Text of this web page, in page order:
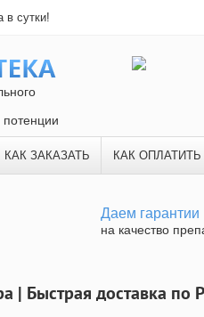
в сутки!
КАК ЗАКАЗАТЬ КАК ОПЛАТИТЬ
Даем гарантии
на качество
| Быстрая доставка по